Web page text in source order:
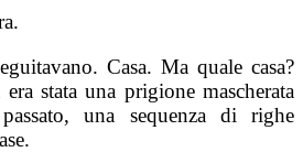
Casa. Ma quale casa?
stata una prigione mascherata
una sequenza di righe